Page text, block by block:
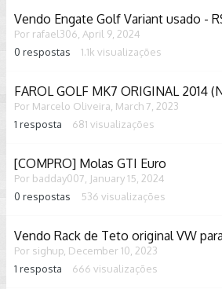
Vendo Engate Golf Variant usado -
Por rafael306 April 9, 2024
0 respostas 1.1k visualizações
FAROL GOLF MK7 ORIGINAL 2014
Por Marcelo Oliveira March 7, 2023
1 resposta 681 visualizações
[COMPRO] Molas GTI Euro
Por badday007 January 15, 2024
0 respostas 536 visualizações
Vendo Rack de Teto original VW
Por sighup December 10, 2023
1 resposta 666 visualizações